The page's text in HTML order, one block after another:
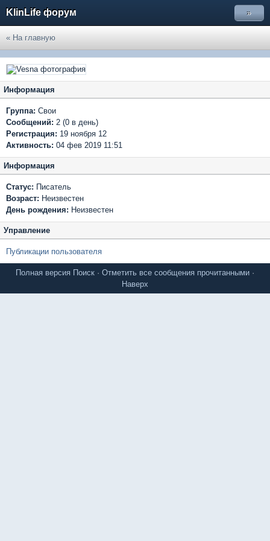
KlinLife форум »
« На главную
Информация
Группа: Свои
Сообщений: 2 (0 в день)
Регистрация: 19 ноября 12
Активность: 04 фев 2019 11:51
Информация
Статус: Писатель
Возраст: Неизвестен
День рождения: Неизвестен
Управление
Публикации пользователя
Полная версия Поиск · Отметить все сообщения прочитанными ·
Наверх